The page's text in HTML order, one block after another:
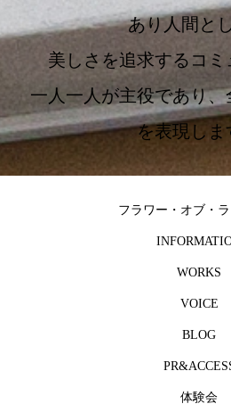
あり人間と
美しさを追求するコミ
一人一人が主役であり
を表現しま
フラワー・オブ・
WORKS
VOICE
BLOG
体験会